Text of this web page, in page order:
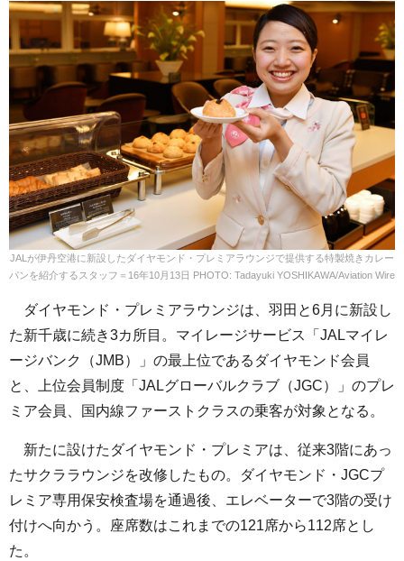
JALが伊丹空港に新設したダイヤモンド・プレミアラウンジで提供する特製焼きカレー
パンを紹介するスタッフ＝16年10月13日 PHOTO: Tadayuki YOSHIKAWA/Aviation Wire
ダイヤモンド・プレミアラウンジは、羽田と6月に新設し
た新千歳に続き3カ所目。マイレージサービス「JALマイレ
ージバンク（JMB）」の最上位であるダイヤモンド会員
と、上位会員制度「JALグローバルクラブ（JGC）」のプレ
ミア会員、国内線ファーストクラスの乗客が対象となる。
新たに設けたダイヤモンド・プレミアは、従来3階にあっ
たサクララウンジを改修したもの。ダイヤモンド・JGCプ
レミア専用保安検査場を通過後、エレベーターで3階の受け
付けへ向かう。座席数はこれまでの121席から112席とし
た。